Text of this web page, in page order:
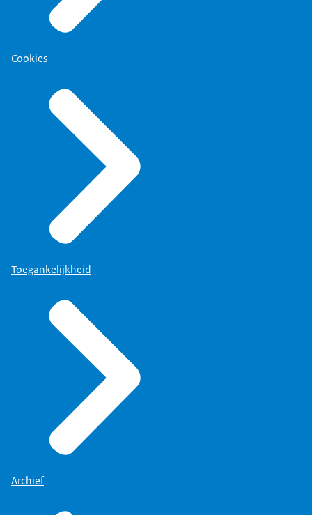
Cookies
Toegankelijkheid
Archief